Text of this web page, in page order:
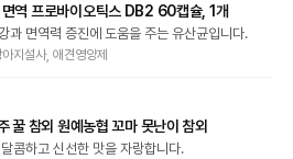
역 프로바이오틱스 DB2 60캡슐, 1개
과 면역력 증진에 도움을 주는 유산균입니다.
지설사, 애견영양제
꿀 참외 원예농협 꼬마 못난이 참외
콤하고 신선한 맛을 자랑합니다.